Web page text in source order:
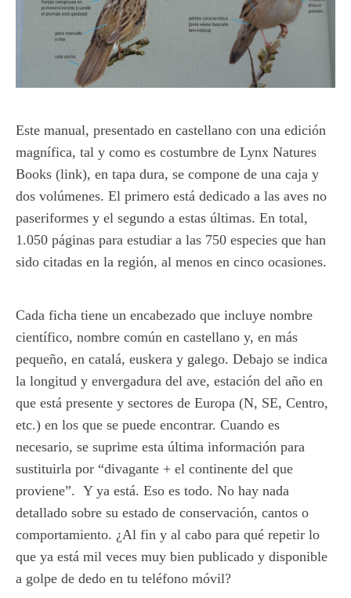
Este manual, presentado en castellano con una edición
magnífica, tal y como es costumbre de Lynx Natures
Books (link), en tapa dura, se compone de una caja y
dos volúmenes. El primero está dedicado a las aves no
paseriformes y el segundo a estas últimas. En total,
1.050 páginas para estudiar a las 750 especies que han
sido citadas en la región, al menos en cinco ocasiones.
Cada ficha tiene un encabezado que incluye nombre
científico, nombre común en castellano y, en más
pequeño, en catalá, euskera y galego. Debajo se indica
la longitud y envergadura del ave, estación del año en
que está presente y sectores de Europa (N, SE, Centro,
etc.) en los que se puede encontrar. Cuando es
necesario, se suprime esta última información para
sustituirla por “divagante + el continente del que
proviene”. Y ya está. Eso es todo. No hay nada
detallado sobre su estado de conservación, cantos o
comportamiento. ¿Al fin y al cabo para qué repetir lo
que ya está mil veces muy bien publicado y disponible
a golpe de dedo en tu teléfono móvil?